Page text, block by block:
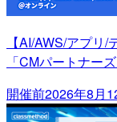
【AI/AWS/アプリ
「CMパートナー
開催前2026年8月